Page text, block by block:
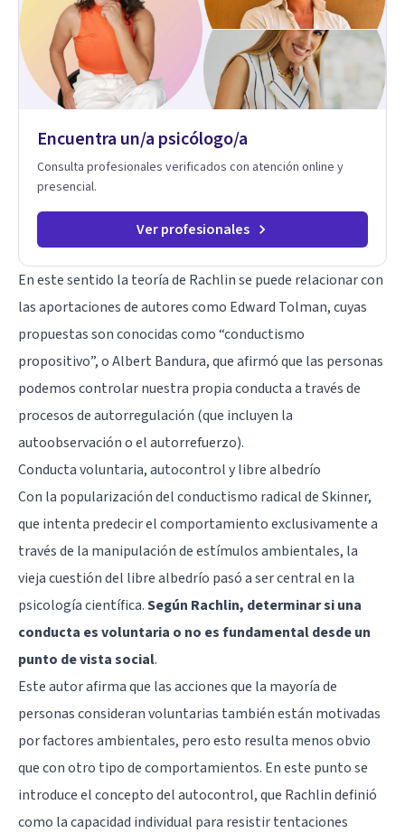
simbólico con el inconsciente, entendiendo que cada
proceso terapéutico es único y requiere una mirada
personalizada.
Encuentra un/a psicólogo/a
Consulta profesionales verificados con atención online y
presencial.
Ver profesionales
En este sentido la teoría de Rachlin se puede relacionar con
las aportaciones de autores como Edward Tolman, cuyas
propuestas son conocidas como “conductismo
propositivo”, oAlbert Bandura, que afirmó que las personas
podemos controlar nuestra propia conducta a través de
procesos de autorregulación (que incluyen la
autoobservación o el autorrefuerzo).
Conducta voluntaria, autocontrol y libre albedrío
Con la popularización del conductismo radical de Skinner,
que intenta predecir el comportamiento exclusivamente a
través de la manipulación de estímulos ambientales, la
vieja cuestión del libre albedrío pasó a ser central en la
psicología científica.Según Rachlin, determinar si una
conducta es voluntaria o no es fundamental desde un
punto de vista social.
Este autor afirma que las acciones que la mayoría de
personas consideran voluntarias también están motivadas
por factores ambientales, pero esto resulta menos obvio
que con otro tipo de comportamientos. En este punto se
introduce el concepto del autocontrol, que Rachlin definió
como la capacidad individual para resistir tentaciones